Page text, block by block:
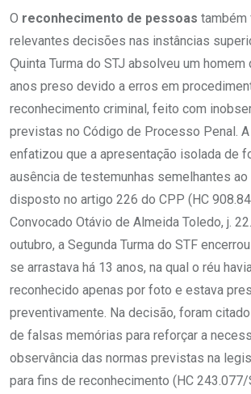
O reconhecimento de pessoas também
relevantes decisões nas instâncias
Ǫuinta Turma do STJ absolveu um
anos preso devido a erros em
reconhecimento criminal, feito com
previstas no Código de Processo Penal.
enfatizou que a apresentação isolada de
ausência de testemunhas semelhantes
disposto no artigo 226 do CPP (HC
Convocado Otávio de Almeida Toledo, j.
outubro, a Segunda Turma do STF
se arrastava há 13 anos, na qual o réu
reconhecido apenas por foto e estava
preventivamente. Na decisão, foram
de falsas memórias para reforçar a
observância das normas previstas na
para fins de reconhecimento (HC 243.077/